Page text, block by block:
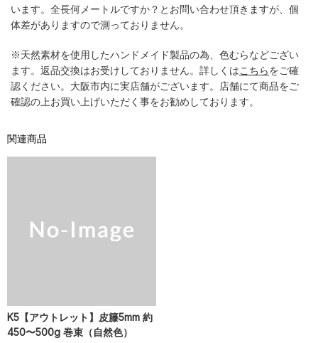
います。全長何メートルですか？とお問い合わせ頂きますが、個
体差がありますので測っておりません。
※天然素材を使用したハンドメイド製品の為、色むらなどござい
ます。返品交換はお受けしておりません。詳しくはこちらをご確
認ください。大阪市内に実店舗がございます。店舗にて商品をご
確認の上お買い上げいただく事をお勧めしております。
関連商品
K5【アウトレット】皮籐5mm 約
450〜500g 巻束（自然色）